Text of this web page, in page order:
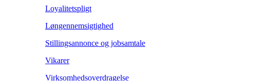
Loyalitetspligt
Løngennemsigtighed
Stillingsannonce og jobsamtale
Vikarer
Virksomhedsoverdragelse